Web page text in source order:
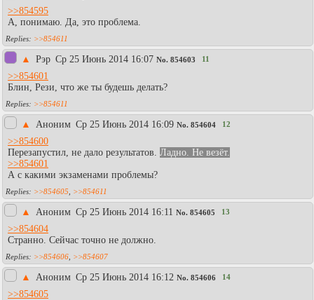
>>854595
А, понимаю. Да, это проблема.
>>854611
▲ Рэр Ср 25 Июнь 2014 16:07 No. 854603 11
>>854601
Блин, Рези, что же ты будешь делать?
>>854611
▲ Аноним Ср 25 Июнь 2014 16:09 No. 854604 12
>>854600
Перезапустил, не дало результатов. Ладно. Не везёт.
>>854601
А с какими экзаменами проблемы?
>>854605 >>854611
▲ Аноним Ср 25 Июнь 2014 16:11 No. 854605 13
>>854604
Странно. Сейчас точно не должно.
>>854606 >>854607
▲ Аноним Ср 25 Июнь 2014 16:12 No. 854606 14
>>854605